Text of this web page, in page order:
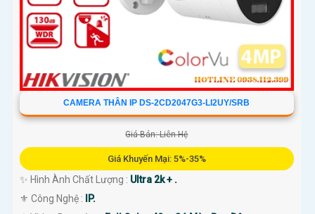
CAMERA THÂN IP DS-2CD2047G3-LI2UY/SRB
Giá Bán: Liên Hệ
Giá Khuyến Mại: 5%-35%
✨ Hình Ành Chất Lượng : Ultra 2k + .
⚜️ Công Nghệ :
IP.